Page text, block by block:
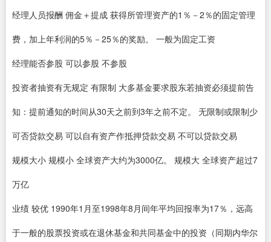
经理人员报酬 佣金＋提成 获得所管理资产的1％－2％的固定管理
费，加上年利润的5％－25％的奖励。 一般为固定工资
经理能否参股 可以参股 不参股
投资者抽资有无规定 有限制 大多基金要求股东若抽资必须提前告
知：提前通知的时间从30天之前到3年之前不定。 无限制或限制少
可否贷款交易 可以自有资产作抵押贷款交易 不可以贷款交易
规模大小 规模小 全球资产大约为3000亿。 规模大 全球资产超过7
万亿
业绩 较优 1990年1月至1998年8月间年平均回报率为17％，远高
于一般的股票投资或在退休基金和共同基金中的投资（同期内华尔